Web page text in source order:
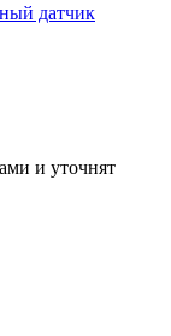
датчик
и уточнят